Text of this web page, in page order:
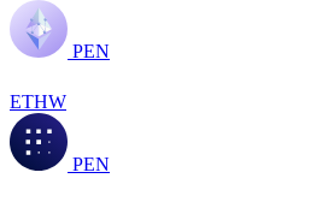
PEN
ETHW
PEN